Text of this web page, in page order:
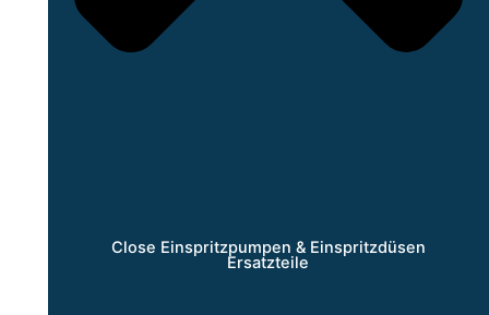
Close Einspritzpumpen & Einspritzdüsen
Ersatzteile